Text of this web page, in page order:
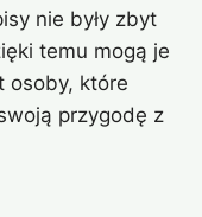
nie były zbyt
temu mogą je
osoby, które
przygodę z